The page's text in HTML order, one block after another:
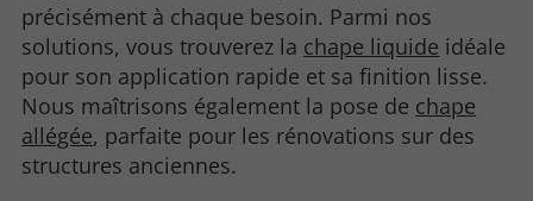
précisément à chaque besoin. Parmi nos
solutions, vous trouverez la chape liquide idéale
pour son application rapide et sa finition lisse.
Nous maîtrisons également la pose de chape
allégée, parfaite pour les rénovations sur des
structures anciennes.